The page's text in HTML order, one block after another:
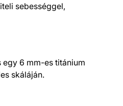
sebességgel,
egy 6 mm-es titánium
skáláján.